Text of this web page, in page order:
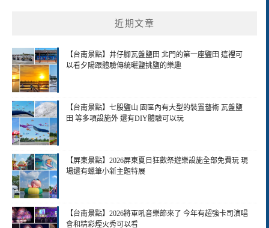
近期文章
【台南景點】井仔腳瓦盤鹽田 北門的第一座鹽田 這裡可
以看夕陽跟體驗傳統曬鹽挑鹽的樂趣
【台南景點】七股鹽山 園區內有大型的裝置藝術 瓦盤鹽
田 等多項設施外 還有DIY體驗可以玩
【屏東景點】2026屏東夏日狂歡祭遊樂設施全部免費玩 現
場還有蠟筆小新主題特展
【台南景點】2026將軍吼音樂節來了 今年有超強卡司演唱
會和精彩煙火秀可以看